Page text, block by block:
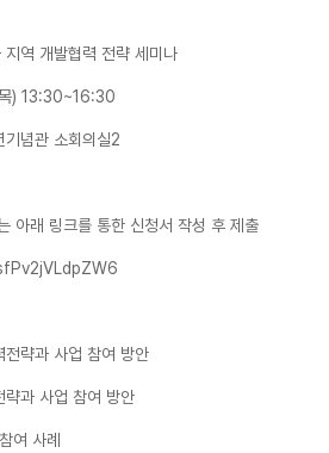
역 개발협력 전략 세미나
) 13:30~16:30
념관 소회의실2
아래 링크를 통한 신청서 작성 후 제출
략과 사업 참여 방안
략과 사업 참여 방안
여 사례